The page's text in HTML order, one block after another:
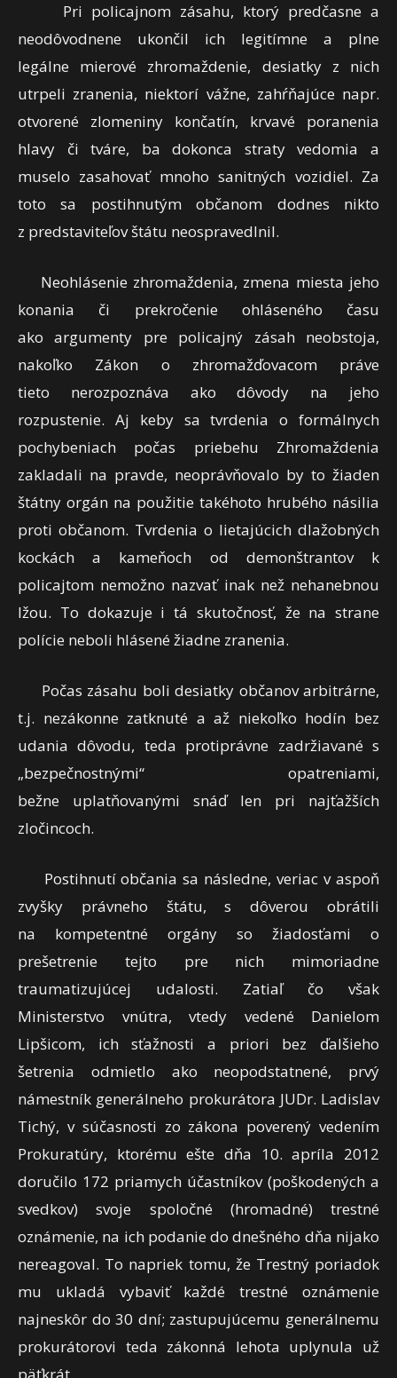
Pri policajnom zásahu, ktorý predčasne a
neodôvodnene ukončil ich legitímne a plne
legálne mierové zhromaždenie, desiatky z nich
utrpeli zranenia, niektorí vážne, zahŕňajúce napr.
otvorené zlomeniny končatín, krvavé poranenia
hlavy či tváre, ba dokonca straty vedomia a
muselo zasahovať mnoho sanitných vozidiel. Za
toto sa postihnutým občanom dodnes nikto
z predstaviteľov štátu neospravedlnil.
Neohlásenie zhromaždenia, zmena miesta jeho
konania či prekročenie ohláseného času
ako argumenty pre policajný zásah neobstoja,
nakoľko Zákon o zhromažďovacom práve
tieto nerozpoznáva ako dôvody na jeho
rozpustenie. Aj keby sa tvrdenia o formálnych
pochybeniach počas priebehu Zhromaždenia
zakladali na pravde, neoprávňovalo by to žiaden
štátny orgán na použitie takéhoto hrubého násilia
proti občanom. Tvrdenia o lietajúcich dlažobných
kockách a kameňoch od demonštrantov k
policajtom nemožno nazvať inak než nehanebnou
lžou. To dokazuje i tá skutočnosť, že na strane
polície neboli hlásené žiadne zranenia.
Počas zásahu boli desiatky občanov arbitrárne,
t.j. nezákonne zatknuté a až niekoľko hodín bez
udania dôvodu, teda protiprávne zadržiavané s
„bezpečnostnými“ opatreniami,
bežne uplatňovanými snáď len pri najťažších
zločincoch.
Postihnutí občania sa následne, veriac v aspoň
zvyšky právneho štátu, s dôverou obrátili
na kompetentné orgány so žiadosťami o
prešetrenie tejto pre nich mimoriadne
traumatizujúcej udalosti. Zatiaľ čo však
Ministerstvo vnútra, vtedy vedené Danielom
Lipšicom, ich sťažnosti a priori bez ďalšieho
šetrenia odmietlo ako neopodstatnené, prvý
námestník generálneho prokurátora JUDr. Ladislav
Tichý, v súčasnosti zo zákona poverený vedením
Prokuratúry, ktorému ešte dňa 10. apríla 2012
doručilo 172 priamych účastníkov (poškodených a
svedkov) svoje spoločné (hromadné) trestné
oznámenie, na ich podanie do dnešného dňa nijako
nereagoval. To napriek tomu, že Trestný poriadok
mu ukladá vybaviť každé trestné oznámenie
najneskôr do 30 dní; zastupujúcemu generálnemu
prokurátorovi teda zákonná lehota uplynula už